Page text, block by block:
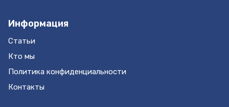
Информация
Статьи
Кто мы
Политика конфиденциальности
Контакты